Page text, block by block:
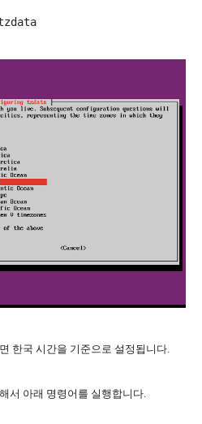
한국 시간을 기준으로 설정됩니다.
서 아래 명령어를 실행합니다.